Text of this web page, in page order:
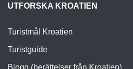
UTFORSKA KROATIEN
Turistmål Kroatien
Turistguide
Blogg (berättelser från Kroatien)